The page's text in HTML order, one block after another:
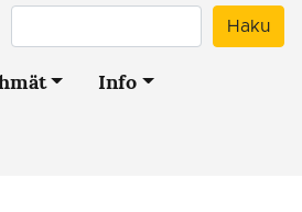
Haku
Info